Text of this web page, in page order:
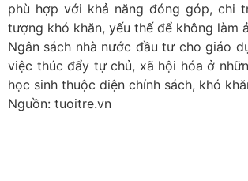
phù hợp với khả năng đóng góp, chi
tượng khó khăn, yếu thế để không làm
Ngân sách nhà nước đầu tư cho giáo
việc thúc đẩy tự chủ, xã hội hóa ở
học sinh thuộc diện chính sách, khó
Nguồn: tuoitre.vn